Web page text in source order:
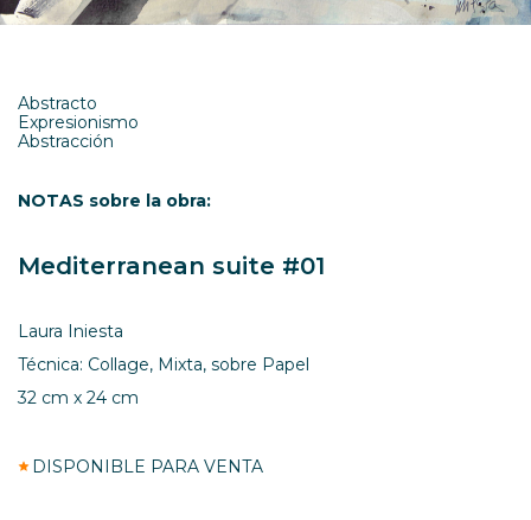
Abstracto
Expresionismo
Abstracción
NOTAS sobre la obra:
Mediterranean suite #01
Laura Iniesta
Técnica: Collage, Mixta, sobre Papel
32 cm x 24 cm
DISPONIBLE PARA VENTA